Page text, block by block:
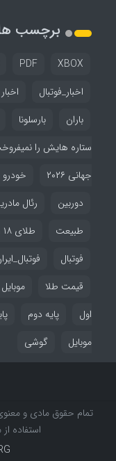
برچسب
PDF XBOX
اخبار_فوتبال
باران
بارسلونا
ستاره هایش را
جهانی ۲۰۲۶
خودرو
دوربین
رئال
طبیعت
طلای ۱۸ عیار
فوتبال
قیمت طلا
موبایل
اول
پایه دوم
موبایل
گوشی
تمام حقوق مادی و
استفاده